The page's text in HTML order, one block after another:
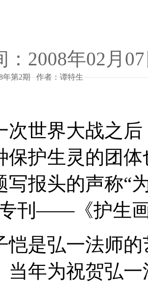
：2008年02月
年第2期 作者：谭特生
界大战之后
保护生灵的团
写报头的声称“
刊——《护生
弘一法师的
当年为祝贺弘